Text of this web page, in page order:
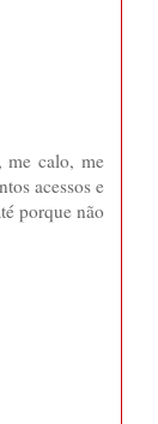
me calo, me
acessos e
porque não